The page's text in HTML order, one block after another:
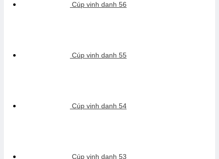
Cúp vinh danh 56
Cúp vinh danh 55
Cúp vinh danh 54
Cúp vinh danh 53